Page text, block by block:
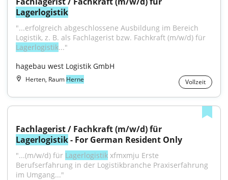
Lagerlogistik
"...erfolgreich abgeschlossene Ausbildung im Bereich
Lagerlogistik..."
hagebau west Logistik GmbH
Herten, Raum Herne Vollzeit
Lagerlogistik - For German Resident Only
"...(m/w/d) für Lagerlogistik xfmxmju Erste
Berufserfahrung in der Logistikbranche Praxiserfahrung
im Umgang..."